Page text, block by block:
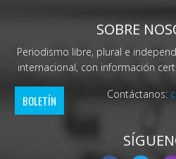
SOBRE
Periodismo libre, plural e
internacional, con información
BOLETÍN Contáctanos: